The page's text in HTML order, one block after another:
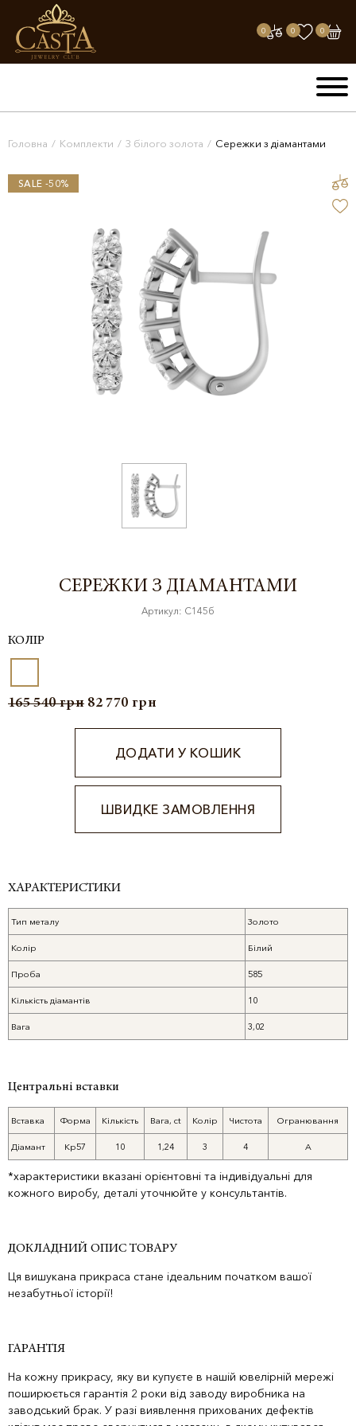
0 0 0
Головна / Комплекти / З білого золота / Сережки з діамантами
SALE -50%
СЕРЕЖКИ З ДІАМАНТАМИ
Артикул: С145б
КОЛІР
165 540грн 82 770 грн
ДОДАТИ У КОШИК
ШВИДКЕ ЗАМОВЛЕННЯ
ХАРАКТЕРИСТИКИ
Тип металу Золото
Колір Білий
Проба 585
Кількість діамантів 10
Вага 3,02
Центральні вставки
Вставка Форма Кількість Вага, ct Колір Чистота Огранювання
Діамант Кр57 10 1,24 3 4 А
*характеристики вказані орієнтовні та індивідуальні для
кожного виробу, деталі уточнюйте у консультантів.
ДОКЛАДНИЙ ОПИС ТОВАРУ
Ця вишукана прикраса стане ідеальним початком вашої
незабутньої історії!
ГАРАНТІЯ
На кожну прикрасу, яку ви купуєте в нашій ювелірній мережі
поширюється гарантія 2 роки від заводу виробника на
заводський брак. У разі виявлення прихованих дефектів